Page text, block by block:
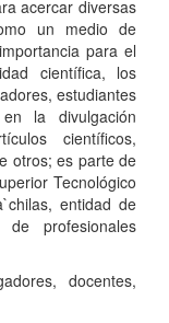
acercar diversas
un medio de
para el
científica, los
estudiantes
la divulgación
científicos,
otros; es parte de
Tecnológico
entidad de
profesionales
docentes,